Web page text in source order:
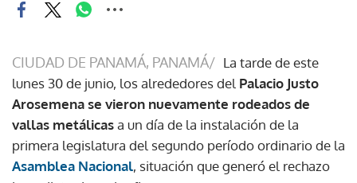
CIUDAD DE PANAMÁ, PANAMÁ/ La tarde de este
lunes 30 de junio, los alrededores del Palacio Justo
Arosemena se vieron nuevamente rodeados de
vallas metálicasa un día de la instalación de la
primera legislatura del segundo período ordinario de la
Asamblea Nacional, situación que generó el rechazo